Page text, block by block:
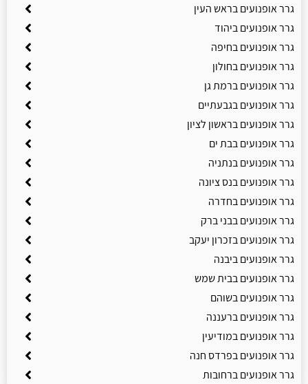
גרר אופנועים בראש העין
גרר אופנועים ביהוד
גרר אופנועים בחיפה
גרר אופנועים בחולון
גרר אופנועים ברמת גן
גרר אופנועים בגבעתיים
גרר אופנועים בראשון לציון
גרר אופנועים בבת ים
גרר אופנועים בנתניה
גרר אופנועים בנס ציונה
גרר אופנועים בחדרה
גרר אופנועים בבני ברק
גרר אופנועים בזכרון יעקב
גרר אופנועים ביבנה
גרר אופנועים בבית שמש
גרר אופנועים בשוהם
גרר אופנועים ברעננה
גרר אופנועים במודיעין
גרר אופנועים בפרדס חנה
גרר אופנועים ברחובות